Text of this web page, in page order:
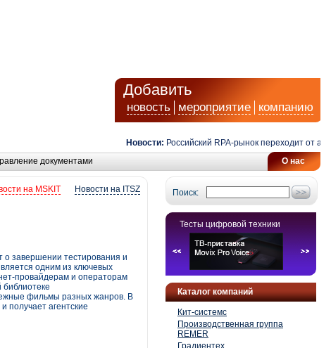
Добавить
новость мероприятие компанию
Новости: Российский RPA-рынок переходит от
О нас
документами
Поиск:
Тесты цифровой техники
Каталог компаний
Кит-системс
Производственная группа
REMER
Градиентех
Новости на ITSZ
на MSKIT
о завершении тестирования и
одним из ключевых
провайдерам и операторам
фильмы разных жанров. В
получает агентские